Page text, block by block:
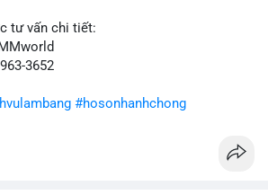
tư nhỏ lẻ: Theo dõi sát các giao dịch
để xác định điểm đến của dòng tiền.
cảm xúc; hãy dựa trên dữ liệu xác nhận
tư vấn chi tiết:
3652
#hosonhanhchong